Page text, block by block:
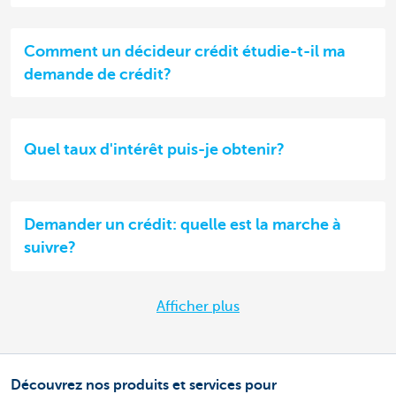
Comment un décideur crédit étudie-t-il ma
demande de crédit?
Quel taux d'intérêt puis-je obtenir?
Demander un crédit: quelle est la marche à
suivre?
Afficher plus
Découvrez nos produits et services pour